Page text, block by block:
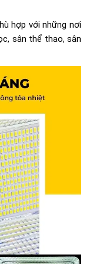
hợp với những nơi
sân thể thao, sân